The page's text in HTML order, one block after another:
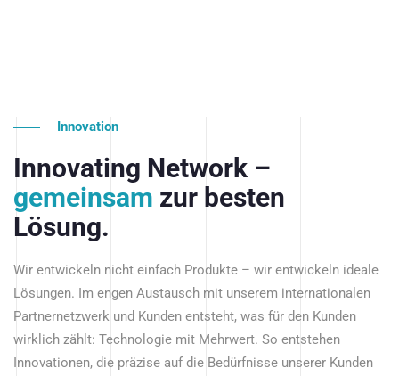
Innovation
Innovating Network –
gemeinsam zur besten
Lösung.
Wir entwickeln nicht einfach Produkte – wir entwickeln ideale
Lösungen. Im engen Austausch mit unserem internationalen
Partnernetzwerk und Kunden entsteht, was für den Kunden
wirklich zählt: Technologie mit Mehrwert. So entstehen
Innovationen, die präzise auf die Bedürfnisse unserer Kunden